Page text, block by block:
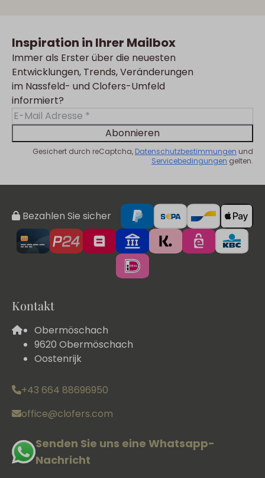
Inspiration in Ihrer Mailbox
Immer als Erster über die neuesten
Entwicklungen, Trends, Veränderungen
im Nassfeld- und Clofers-Umfeld
informiert?
Abonnieren
Gesichert durch reCaptcha, Datenschutzbestimmungen und
Servicebedingungen gelten.
Bezahlen Sie sicher
Kontakt
Obermöschach
9620 Obermöschach
Oostenrijk
+43 664 88696950
office@clofers.com
Senden Sie uns eine Whatsapp-
Nachricht